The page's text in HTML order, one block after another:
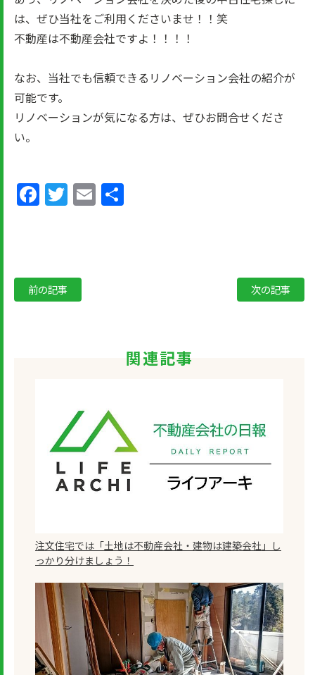
は、ぜひ当社をご利用くださいませ！！笑
不動産は不動産会社ですよ！！！！
なお、当社でも信頼できるリノベーション会社の紹介が
可能です。
リノベーションが気になる方は、ぜひお問合せくださ
い。
Facebook
Twitter
Email
前の記事 次の記事
関連記事
注文住宅では「土地は不動産会社・建物は建築会社」し
っかり分けましょう！